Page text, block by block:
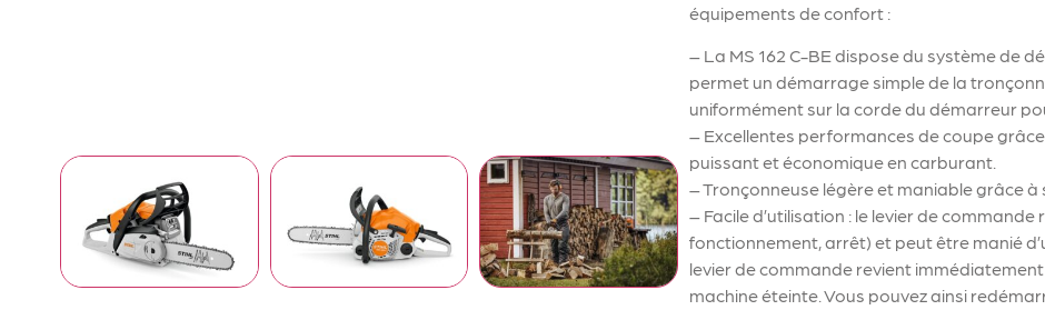
équipements de confort :
– La MS 162 C-BE dispose du système de
permet un démarrage simple de la
uniformément sur la corde du démarreur
– Excellentes performances de coupe
puissant et économique en carburant.
– Tronçonneuse légère et maniable grâce à
– Facile d’utilisation : le levier de
fonctionnement, arrêt) et peut être manié
levier de commande revient
machine éteinte. Vous pouvez ainsi